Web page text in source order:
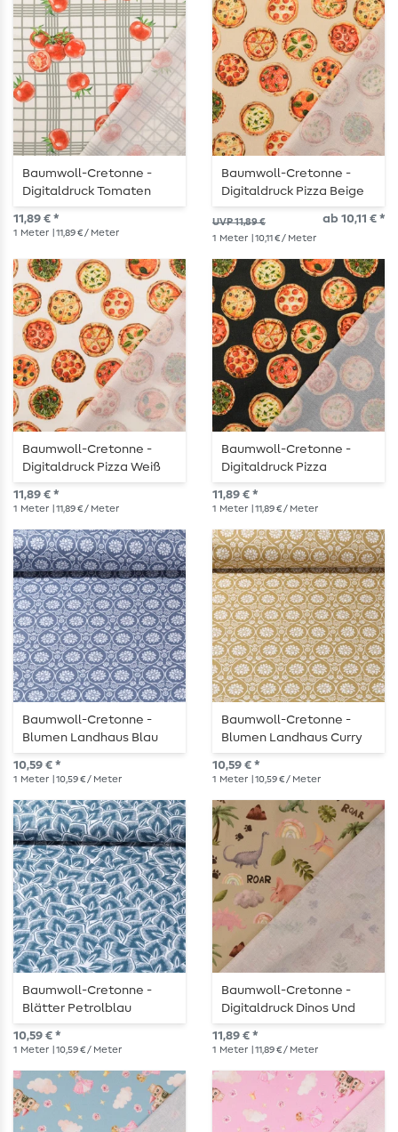
Baumwoll-Cretonne -
Digitaldruck Tomaten
Weiß Grau
11,89 € *
1 Meter | 11,89 € / Meter
Baumwoll-Cretonne -
Digitaldruck Pizza Beige
UVP 11,89 € ab 10,11 € *
1 Meter | 10,11 € / Meter
Baumwoll-Cretonne -
Digitaldruck Pizza Weiß
11,89 € *
1 Meter | 11,89 € / Meter
Baumwoll-Cretonne -
Digitaldruck Pizza
Schwarz
11,89 € *
1 Meter | 11,89 € / Meter
Baumwoll-Cretonne -
Blumen Landhaus Blau
10,59 € *
1 Meter | 10,59 € / Meter
Baumwoll-Cretonne -
Blumen Landhaus Curry
10,59 € *
1 Meter | 10,59 € / Meter
Baumwoll-Cretonne -
Blätter Petrolblau
10,59 € *
1 Meter | 10,59 € / Meter
Baumwoll-Cretonne -
Digitaldruck Dinos Und
Regenbögen Sand
11,89 € *
1 Meter | 11,89 € / Meter